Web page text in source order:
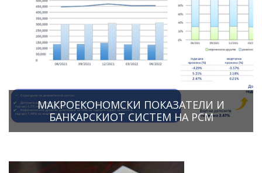
МАКРОЕКОНОМСКИ ПОКАЗАТЕЛИ И
БАНКАРСКИОТ СИСТЕМ НА РСМ